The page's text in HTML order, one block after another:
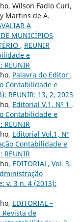
Wilson Fadlo Curi,
Martins de A.
A
MUNICÍPIOS
, REUNIR
e
REUNIR
Palavra do Editor ,
Contabilidade e
REUNIR: 13, 2, 2023
Editorial V.1, Nº 1 ,
Contabilidade e
REUNIR
Editorial Vol.1, Nº
Contabilidade e
REUNIR
EDITORIAL, Vol. 3,
v. 3 n. 4 (2013):
EDITORIAL –
Revista de